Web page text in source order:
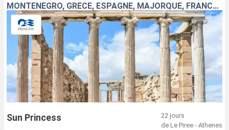
MONTÉNÉGRO, GRÈCE, ESPAGNE, MAJORQUE, FRANCE, ITALIE, TURQUIE
Sun Princess
22 jours
de Le Piree - Athenes